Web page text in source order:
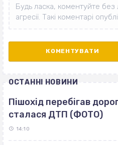
ОСТАННІ НОВИНИ
Пішохід перебігав
сталася ДТП (ФОТО)
14:10